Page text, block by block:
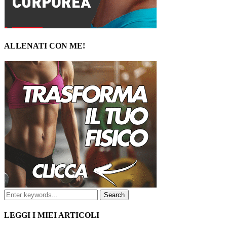
ALLENATI CON ME!
LEGGI I MIEI ARTICOLI